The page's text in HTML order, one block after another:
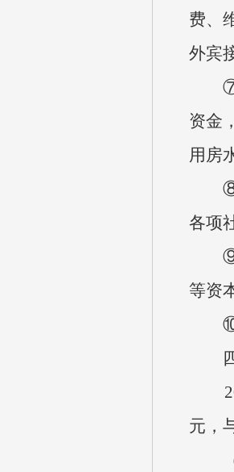
费、
外宾
⑦机
资金
用房
⑧工
各项
⑨商
等资
⑩对
四
元，
（